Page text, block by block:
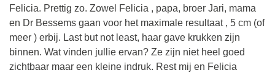
Felicia. Prettig zo. Zowel Felicia , papa, broer Jari, mama
en Dr Bessems gaan voor het maximale resultaat , 5 cm (of
meer ) erbij. Last but not least, haar gave krukken zijn
binnen. Wat vinden jullie ervan? Ze zijn niet heel goed
zichtbaar maar een kleine indruk. Rest mij en Felicia